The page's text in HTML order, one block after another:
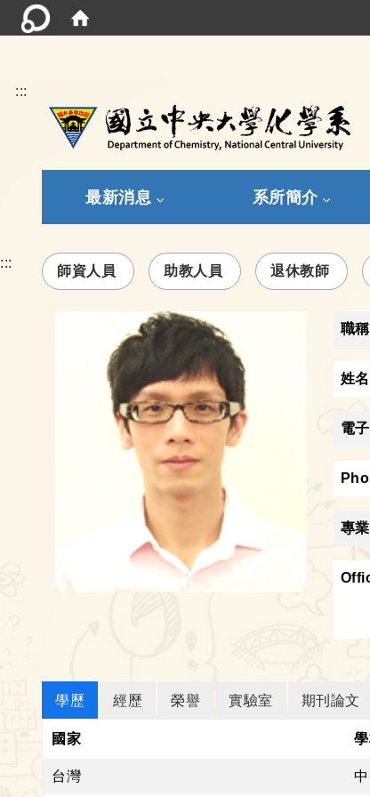
:::
最新消息 系所簡介
:::
師資人員 助教人員 退休教師
職稱
姓名
電
專
學歷 經歷 榮譽 實驗室 期刊論文
國家
台灣